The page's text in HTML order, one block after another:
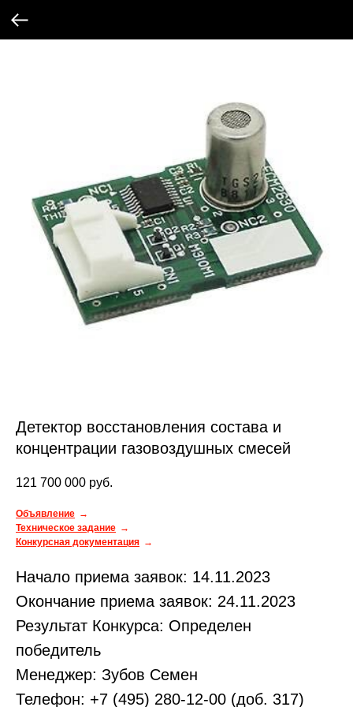
Детектор восстановления состава и
концентрации газовоздушных смесей
121 700 000 руб.
Объявление
Техническое задание
Конкурсная документация
Начало приема заявок: 14.11.2023
Окончание приема заявок: 24.11.2023
Результат Конкурса: Определен
победитель
Менеджер: Зубов Семен
Телефон: +7 (495) 280-12-00 (доб. 317)